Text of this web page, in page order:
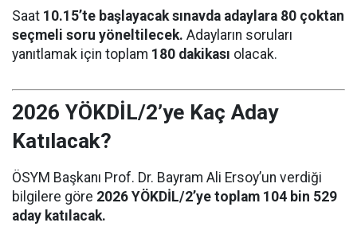
Saat 10.15’te başlayacak sınavda adaylara 80 çoktan
seçmeli soru yöneltilecek. Adayların soruları
yanıtlamak için toplam 180 dakikası olacak.
2026 YÖKDİL/2’ye Kaç Aday
Katılacak?
ÖSYM Başkanı Prof. Dr. Bayram Ali Ersoy’un verdiği
bilgilere göre 2026 YÖKDİL/2’ye toplam 104 bin 529
aday katılacak.